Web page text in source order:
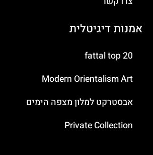
אמנות דיגיטלית
fattal top 20
Modern Orientalism Art
אבסטרקט למלון מצפה הימים
Private Collection